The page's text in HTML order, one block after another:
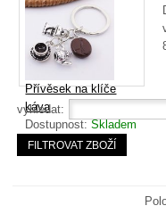
Dostupnost:dle
varianty
59CZK
Přívěsek na klíče
káva
Dostupnost:Skladem
75 CZK
vyhledat: